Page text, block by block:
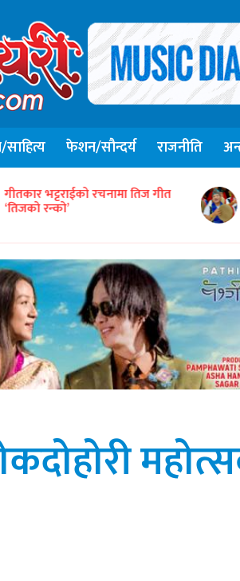
फेशन/सौन्दर्य राजनीति
संजिव सिंह रानाको स्वरमा रहेको कौरा
गीत ‘तितो छ कि गुलियो’को भिडिओ
सार्वजनिक